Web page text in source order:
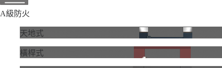
A級防火
天地式
橫桿式